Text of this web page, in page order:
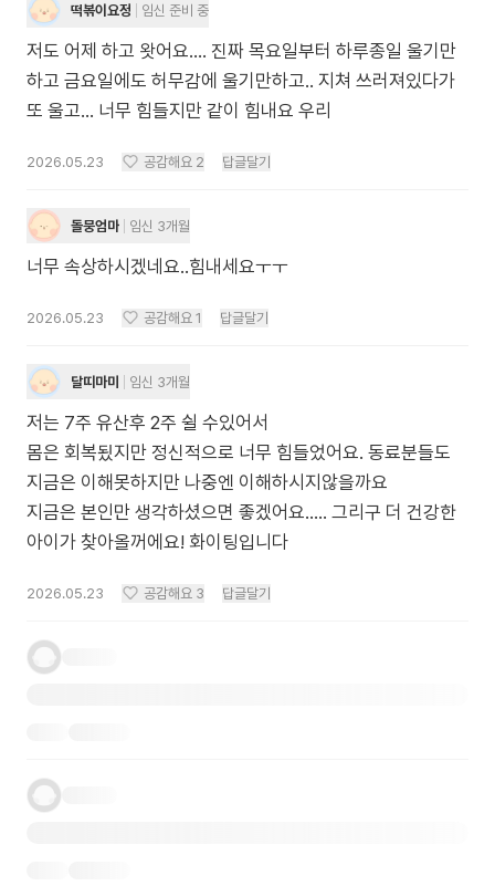
떡볶이요정 임신 준비 중
저도 어제 하고 왓어요.... 진짜 목요일부터 하루종일 울기만
하고 금요일에도 허무감에 울기만하고.. 지쳐 쓰러져있다가
또 울고... 너무 힘들지만 같이 힘내요 우리
2026.05.23 공감해요 2 답글달기
돌뭉엄마 임신 3개월
너무 속상하시겠네요..힘내세요ㅜㅜ
2026.05.23 공감해요 1 답글달기
달띠마미 임신 3개월
저는 7주 유산후 2주 쉴 수있어서
몸은 회복됬지만 정신적으로 너무 힘들었어요. 동료분들도
지금은 이해못하지만 나중엔 이해하시지않을까요
지금은 본인만 생각하셨으면 좋겠어요..... 그리구 더 건강한
아이가 찾아올꺼에요! 화이팅입니다
2026.05.23 공감해요 3 답글달기